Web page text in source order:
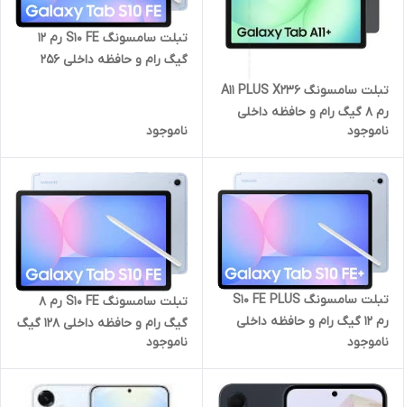
تبلت سامسونگ A11 PLUS X236
رم 8 گیگ رام و حافظه داخلی
256 گیگ با نمایشگر 11 اینچ 5G
ناموجود
تبلت سامسونگ S10 FE رم 12
گیگ رام و حافظه داخلی 256
ناموجود
تبلت سامسونگ S10 FE PLUS
رم 12 گیگ رام و حافظه داخلی
WIFI
ناموجود
تبلت سامسونگ S10 FE رم 8
گیگ رام و حافظه داخلی 128 گیگ
با نمایشگر 10.9 اینچ 5G
ناموجود